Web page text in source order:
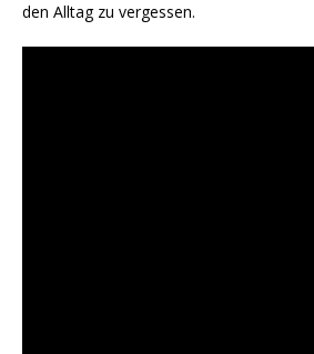
den Alltag zu vergessen.